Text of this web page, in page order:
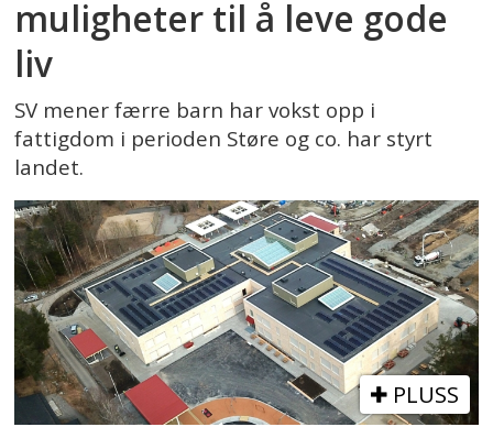
muligheter til å leve gode
liv
SV mener færre barn har vokst opp i
fattigdom i perioden Støre og co. har styrt
landet.
PLUSS